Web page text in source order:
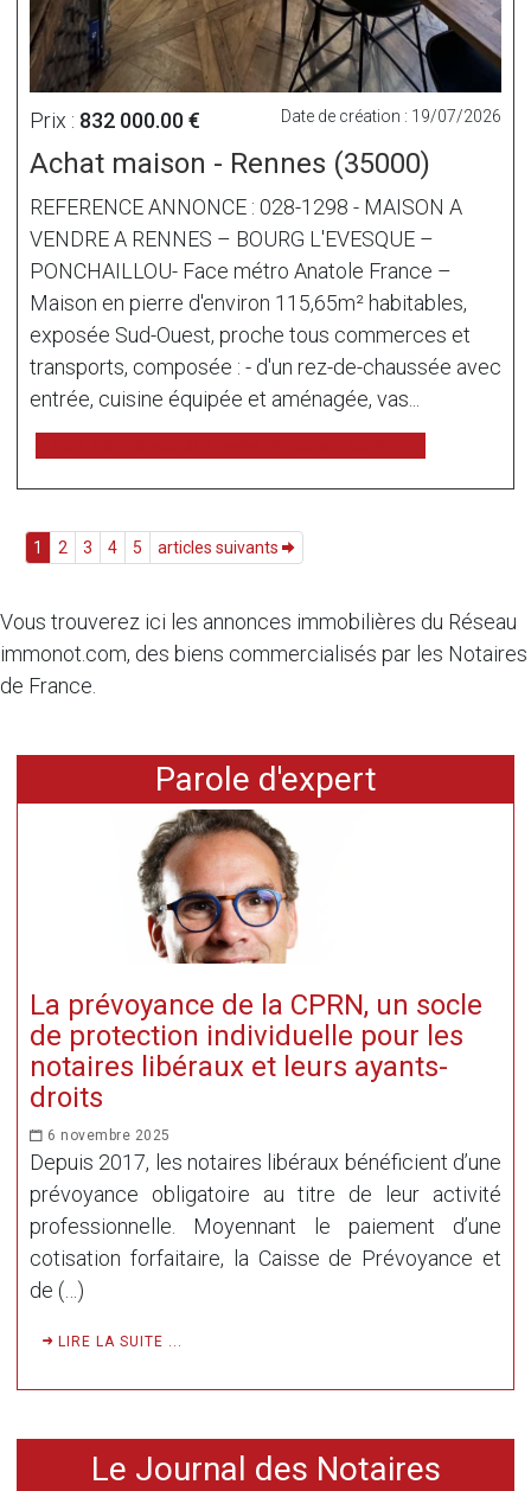
Prix : 832 000.00 € Date de création : 19/07/2026
Achat maison - Rennes (35000)
REFERENCE ANNONCE : 028-1298 - MAISON A
VENDRE A RENNES – BOURG L'EVESQUE –
PONCHAILLOU- Face métro Anatole France –
Maison en pierre d'environ 115,65m² habitables,
exposée Sud-Ouest, proche tous commerces et
transports, composée : - d'un rez-de-chaussée avec
entrée, cuisine équipée et aménagée, vas...
1 2 3 4 5 articles suivants
Vous trouverez ici les annonces immobilières du Réseau
immonot.com, des biens commercialisés par les Notaires
de France.
Parole d'expert
La prévoyance de la CPRN, un socle
de protection individuelle pour les
notaires libéraux et leurs ayants-
droits
6 novembre 2025
Depuis 2017, les notaires libéraux bénéficient d’une
prévoyance obligatoire au titre de leur activité
professionnelle. Moyennant le paiement d’une
cotisation forfaitaire, la Caisse de Prévoyance et
de (…)
LIRE LA SUITE ...
Le Journal des Notaires